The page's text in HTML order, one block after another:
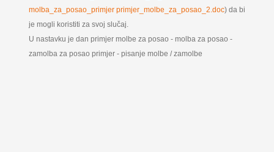
molba_za_posao_primjer primjer_molbe_za_posao_2.doc) da bi
je mogli koristiti za svoj slučaj.
U nastavku je dan primjer molbe za posao - molba za posao -
zamolba za posao primjer - pisanje molbe / zamolbe